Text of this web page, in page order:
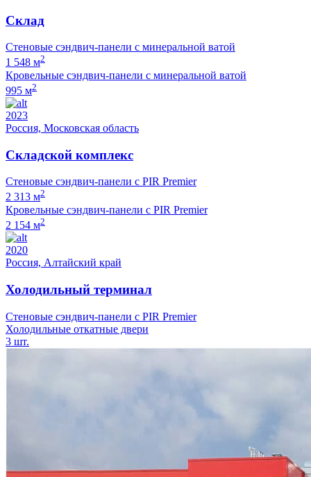
Склад
Стеновые сэндвич-панели с минеральной ватой
1 548 м2
Кровельные сэндвич-панели с минеральной ватой
995 м2
2023
Россия, Московская область
Складской комплекс
Стеновые сэндвич-панели с PIR Premier
2 313 м2
Кровельные сэндвич-панели с PIR Premier
2 154 м2
2020
Россия, Алтайский край
Холодильный терминал
Стеновые сэндвич-панели с PIR Premier
Холодильные откатные двери
3 шт.